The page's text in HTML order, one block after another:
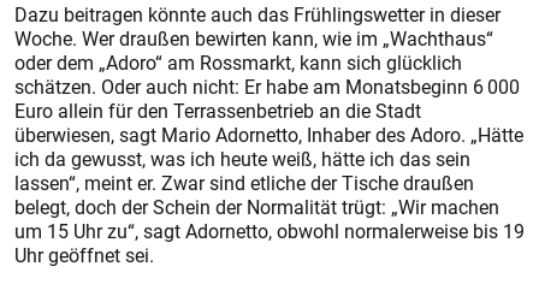
Dazu beitragen könnte auch das Frühlingswetter in dieser
Woche. Wer draußen bewirten kann, wie im „Wachthaus“
oder dem „Adoro“ am Rossmarkt, kann sich glücklich
schätzen. Oder auch nicht: Er habe am Monatsbeginn 6 000
Euro allein für den Terrassenbetrieb an die Stadt
überwiesen, sagt Mario Adornetto, Inhaber des Adoro. „Hätte
ich da gewusst, was ich heute weiß, hätte ich das sein
lassen“, meint er. Zwar sind etliche der Tische draußen
belegt, doch der Schein der Normalität trügt: „Wir machen
um 15 Uhr zu“, sagt Adornetto, obwohl normalerweise bis 19
Uhr geöffnet sei.